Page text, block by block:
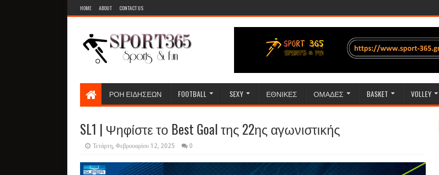
HOME ABOUT CONTACT US
ΡΟΗ ΕΙΔΗΣΕΩΝ FOOTBALL SEXY ΕΘΝΙΚΕΣ ΟΜΑΔΕΣ BASKET VOLLEY
SL1 | Ψηφίστε το Best Goal της 22ης αγωνιστικής
Τετάρτη, Φεβρουαρίου 12, 2025 0